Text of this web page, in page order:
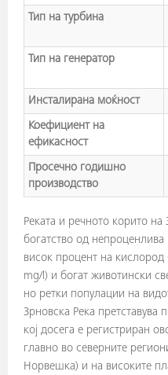
Тип на турбина
Тип на генератор
Инсталирана моќност
Коефициент на
ефикасност
Просечно годишно
производство
Реката и речното корито на
богатство од
висок процент на кислород
mg/l) и богат животински
но ретки попула­ции на
Зрновска Река претставува
кој досега е регистриран
главно во северните
Норвешка) и на високите